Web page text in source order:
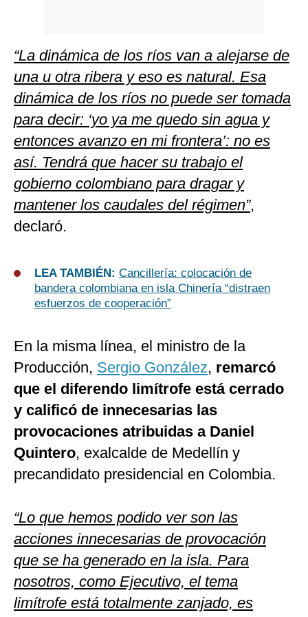
“La dinámica de los ríos van a alejarse de
una u otra ribera y eso es natural. Esa
dinámica de los ríos no puede ser tomada
para decir: ‘yo ya me quedo sin agua y
entonces avanzo en mi frontera’: no es
así. Tendrá que hacer su trabajo el
gobierno colombiano para dragar y
mantener los caudales del régimen”,
declaró.
LEA TAMBIÉN: Cancillería: colocación de
bandera colombiana en isla Chinería “distraen
esfuerzos de cooperación”
En la misma línea, el ministro de la
Producción, Sergio González, remarcó
que el diferendo limítrofe está cerrado
y calificó de innecesarias las
provocaciones atribuidas a Daniel
Quintero, exalcalde de Medellín y
precandidato presidencial en Colombia.
“Lo que hemos podido ver son las
acciones innecesarias de provocación
que se ha generado en la isla. Para
nosotros, como Ejecutivo, el tema
limítrofe está totalmente zanjado, es